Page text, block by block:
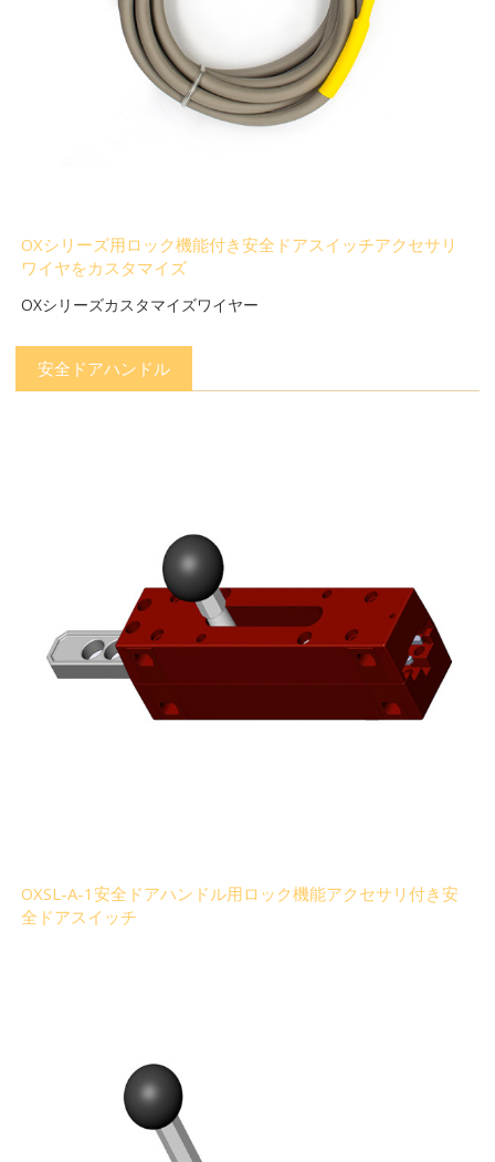
OXシリーズ用ロック機能付き安全ドアスイッチアクセサリ
ワイヤをカスタマイズ
OXシリーズカスタマイズワイヤー
安全ドアハンドル
OXSL-A-1安全ドアハンドル用ロック機能アクセサリ付き安
全ドアスイッチ